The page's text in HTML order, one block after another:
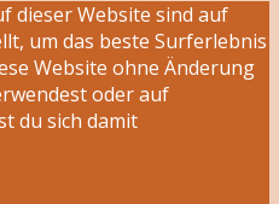
dieser Website sind auf
um das beste Surferlebnis
Website ohne Änderung
oder auf
du sich damit